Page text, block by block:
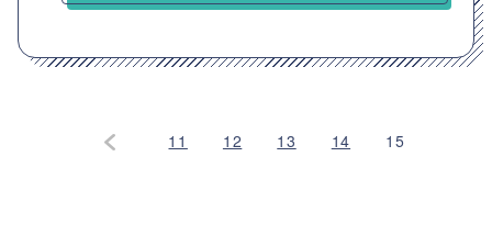
11 12 13 14 15